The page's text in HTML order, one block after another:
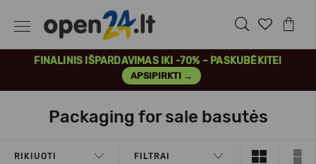
FINALINIS IŠPARDAVIMAS IKI -70% – PASKUBĖKITE!
APSIPIRKTI →
Packaging for sale basutės
RIKIUOTI FILTRAI